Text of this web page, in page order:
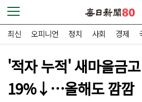
최신 오피니언 정치 사회 경제
'적자 누적' 새마을금
19%↓…올해도 깜깜